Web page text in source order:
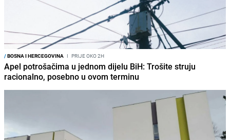
/BOSNA I HERCEGOVINA I PRIJE OKO 2H
Apel potrošačima u jednom dijelu BiH: Trošite struju
racionalno, posebno u ovom terminu